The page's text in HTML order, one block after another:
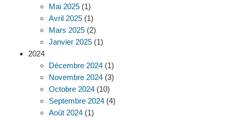
Mai 2025 (1)
Avril 2025 (1)
Mars 2025 (2)
Janvier 2025 (1)
2024
Décembre 2024 (1)
Novembre 2024 (3)
Octobre 2024 (10)
Septembre 2024 (4)
Août 2024 (1)